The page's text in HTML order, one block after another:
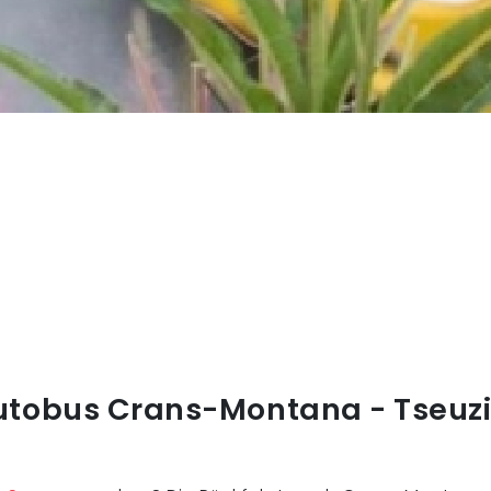
Crans-Montana -